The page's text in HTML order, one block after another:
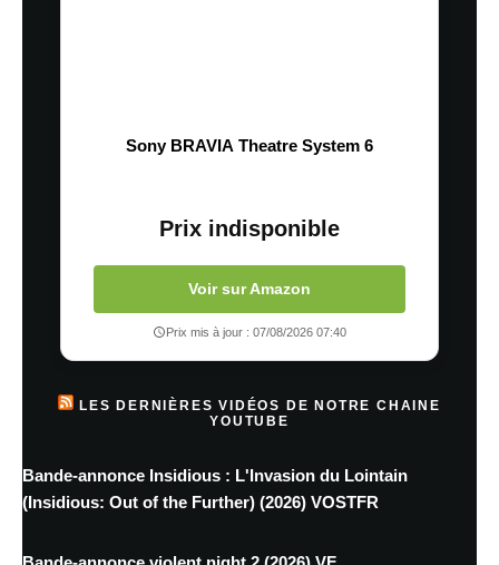
Sony BRAVIA Theatre System 6
Prix indisponible
Voir sur Amazon
Prix mis à jour : 07/08/2026 07:40
LES DERNIÈRES VIDÉOS DE NOTRE CHAINE
YOUTUBE
Bande-annonce Insidious : L'Invasion du Lointain
(Insidious: Out of the Further) (2026) VOSTFR